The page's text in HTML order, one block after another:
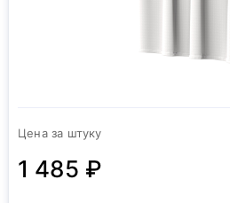
Цена за штуку
1 485 ₽